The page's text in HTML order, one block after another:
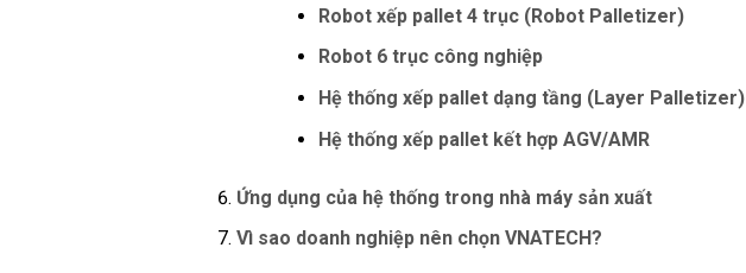
Robot xếp pallet 4 trục (Robot Palletizer)
Robot 6 trục công nghiệp
Hệ thống xếp pallet dạng tầng (Layer Palletizer)
Hệ thống xếp pallet kết hợp AGV/AMR
Ứng dụng của hệ thống trong nhà máy sản xuất
Vì sao doanh nghiệp nên chọn VNATECH?